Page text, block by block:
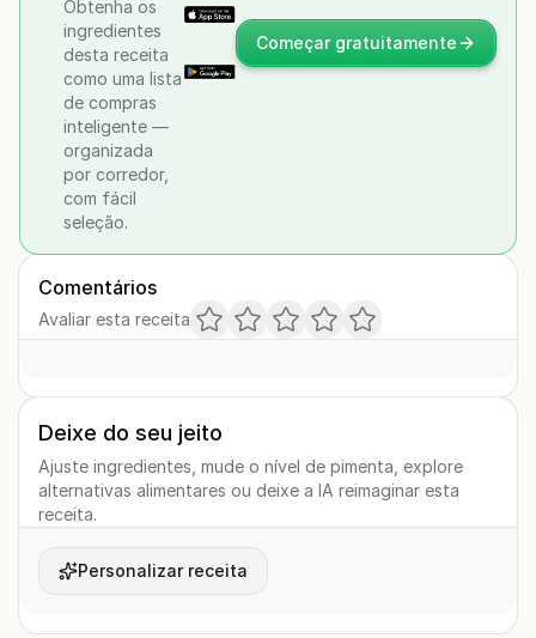
Obtenha os
ingredientes
desta receita
como uma lista
de compras
inteligente —
organizada
por corredor,
com fácil
seleção.
Começar gratuitamente
Comentários
Avaliar esta receita
Deixe do seu jeito
Ajuste ingredientes, mude o nível de pimenta, explore
alternativas alimentares ou deixe a IA reimaginar esta
receita.
Personalizar receita